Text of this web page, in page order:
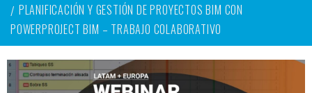
PLANIFICACIÓN Y GESTIÓN DE PROYECTOS BIM CON
POWERPROJECT BIM – TRABAJO COLABORATIVO